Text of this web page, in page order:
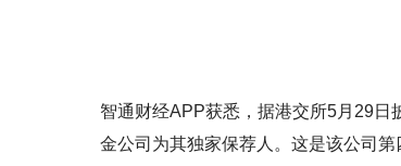
智通财经APP获悉，据港交所5月29日
金公司为其独家保荐人。这是该公司